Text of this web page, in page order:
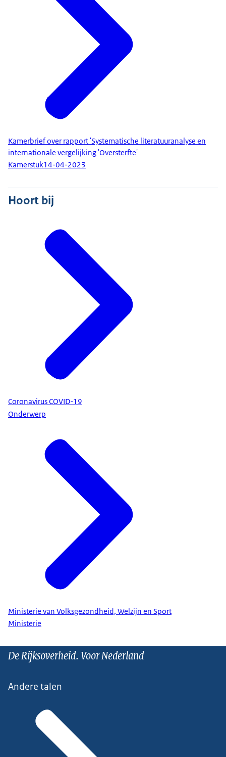
Kamerbrief over rapport 'Systematische literatuuranalyse en
internationale vergelijking 'Oversterfte'
Kamerstuk14-04-2023
Hoort bij
Coronavirus COVID-19
Onderwerp
Ministerie van Volksgezondheid, Welzijn en Sport
Ministerie
De Rijksoverheid. Voor Nederland
Andere talen